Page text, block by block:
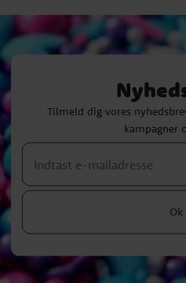
Tilmeld dig vores
kampagner
Ok